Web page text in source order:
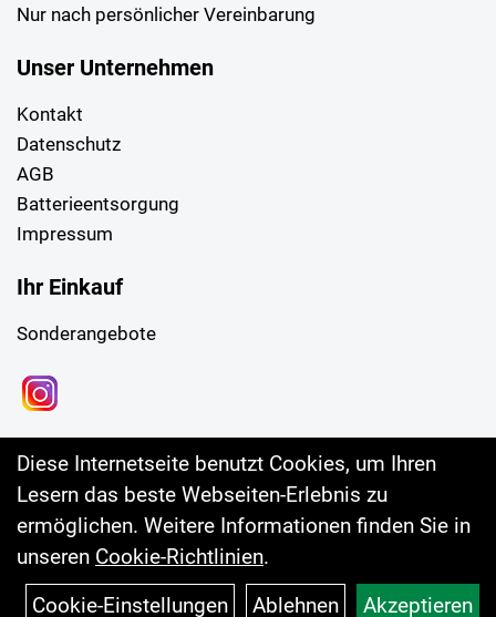
Nur nach persönlicher Vereinbarung
Unser Unternehmen
Kontakt
Datenschutz
AGB
Batterieentsorgung
Impressum
Ihr Einkauf
Sonderangebote
Diese Internetseite benutzt Cookies, um Ihren
Lesern das beste Webseiten-Erlebnis zu
ermöglichen. Weitere Informationen finden Sie in
unseren Cookie-Richtlinien.
Cookie-Einstellungen
Ablehnen Akzeptieren